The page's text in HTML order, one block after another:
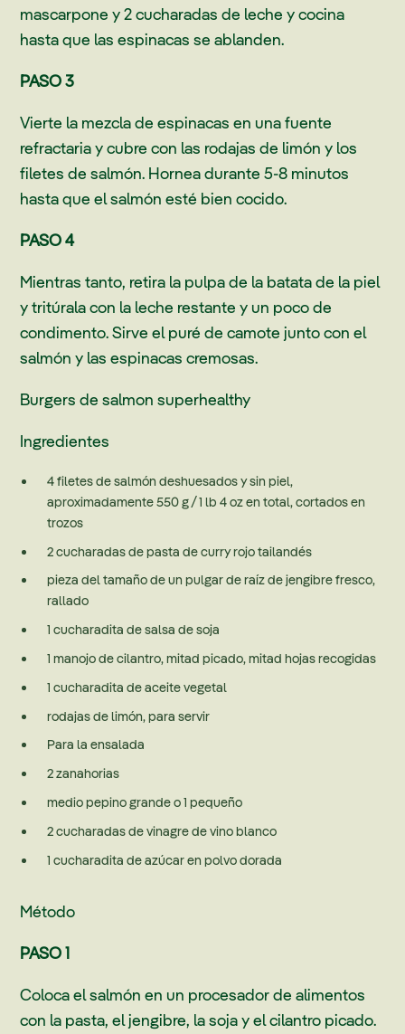
mascarpone y 2 cucharadas de leche y cocina
hasta que las espinacas se ablanden.
PASO 3
Vierte la mezcla de espinacas en una fuente
refractaria y cubre con las rodajas de limón y los
filetes de salmón. Hornea durante 5-8 minutos
hasta que el salmón esté bien cocido.
PASO 4
Mientras tanto, retira la pulpa de la batata de la piel
y tritúrala con la leche restante y un poco de
condimento. Sirve el puré de camote junto con el
salmón y las espinacas cremosas.
Burgers de salmon superhealthy
Ingredientes
4 filetes de salmón deshuesados ​​y sin piel,
aproximadamente 550 g / 1 lb 4 oz en total, cortados en
trozos
2 cucharadas de pasta de curry rojo tailandés
pieza del tamaño de un pulgar de raíz de jengibre fresco,
rallado
1 cucharadita de salsa de soja
1 manojo de cilantro, mitad picado, mitad hojas recogidas
1 cucharadita de aceite vegetal
rodajas de limón, para servir
Para la ensalada
2 zanahorias
medio pepino grande o 1 pequeño
2 cucharadas de vinagre de vino blanco
1 cucharadita de azúcar en polvo dorada
Método
PASO 1
Coloca el salmón en un procesador de alimentos
con la pasta, el jengibre, la soja y el cilantro picado.